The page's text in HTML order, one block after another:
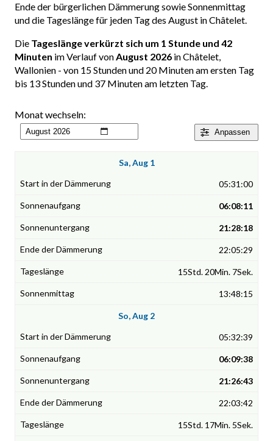
Ende der bürgerlichen Dämmerung sowie Sonnenmittag
und die Tageslänge für jeden Tag des August in Châtelet.
Die Tageslänge verkürzt sich um 1 Stunde und 42
Minuten im Verlauf vonAugust 2026 in Châtelet,
Wallonien - von 15 Stunden und 20 Minuten am ersten Tag
bis 13 Stunden und 37 Minuten am letzten Tag.
Anpassen
Monat wechseln:
Sa, Aug 1
05:31:00
06:08:11
21:28:18
22:05:29
15Std. 20Min. 7Sek.
13:48:15
So, Aug 2
05:32:39
06:09:38
21:26:43
22:03:42
15Std. 17Min. 5Sek.